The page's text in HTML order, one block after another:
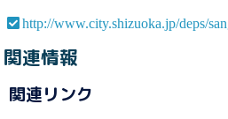
http://www.city.shizuoka.jp/deps/
関連情報
関連リンク